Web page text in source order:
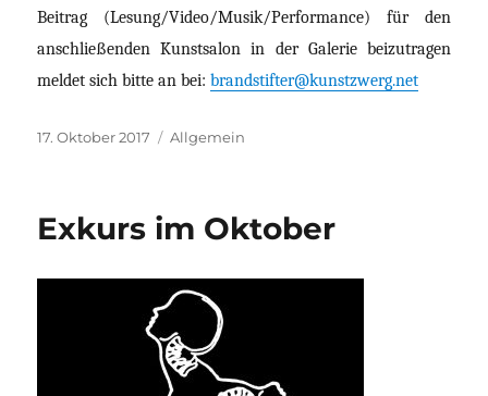
Beitrag (Lesung/Video/Musik/Performance) für den
anschließenden Kunstsalon in der Galerie beizutragen
meldet sich bitte an bei:brandstifter@kunstzwerg.net
Veröffentlicht
17. Oktober 2017 Kategorien
Allgemein
Exkurs im Oktober